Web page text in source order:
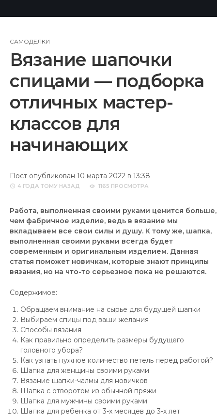
САМОДЕЛКИ
Вязание шапочки
спицами — подборка
отличных мастер-
классов для
начинающих
Пост опубликован 10 марта 2022 в 13:38
4 ГОДА ТОМУ НАЗАД 1165 ПРОСМОТРА
Работа, выполненная своими руками ценится больше,
чем фабричное изделие, ведь в вязание мы
вкладываем все свои силы и душу. К тому же, шапка,
выполненная своими руками всегда будет
современным и оригинальным изделием. Данная
статья поможет новичкам, которые знают принципы
вязания, но на что-то серьезное пока не решаются.
Содержимое:
Обращаем внимание на сырье для будущей шапки
Выбираем спицы под ваши желания
Способы вязания
Как правильно определить размеры будущего
головного убора?
Как узнать нужное количество петель перед работой?
Шапка для женщины своими руками
Вязание шапки-чалмы для новичков
Шапка с отворотом из обычной пряжи
Шапка для мужчины своими руками
Шапка для ребенка от 3-х месяцев до 3-х лет